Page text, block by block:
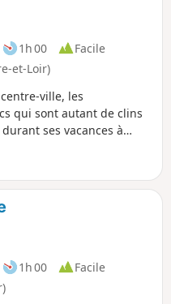
1h 00
Facile
et-Loir)
ville, les
qui sont autant de clins
ses vacances à
et accessible au plus
1h 00
Facile